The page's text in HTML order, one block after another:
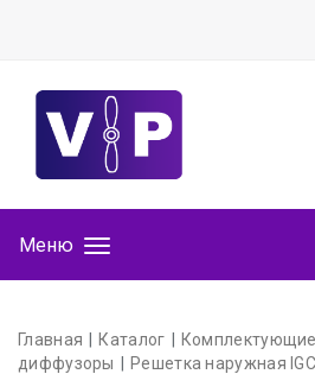
Меню
Главная Каталог Комплектующие
Решетка наружная IGC